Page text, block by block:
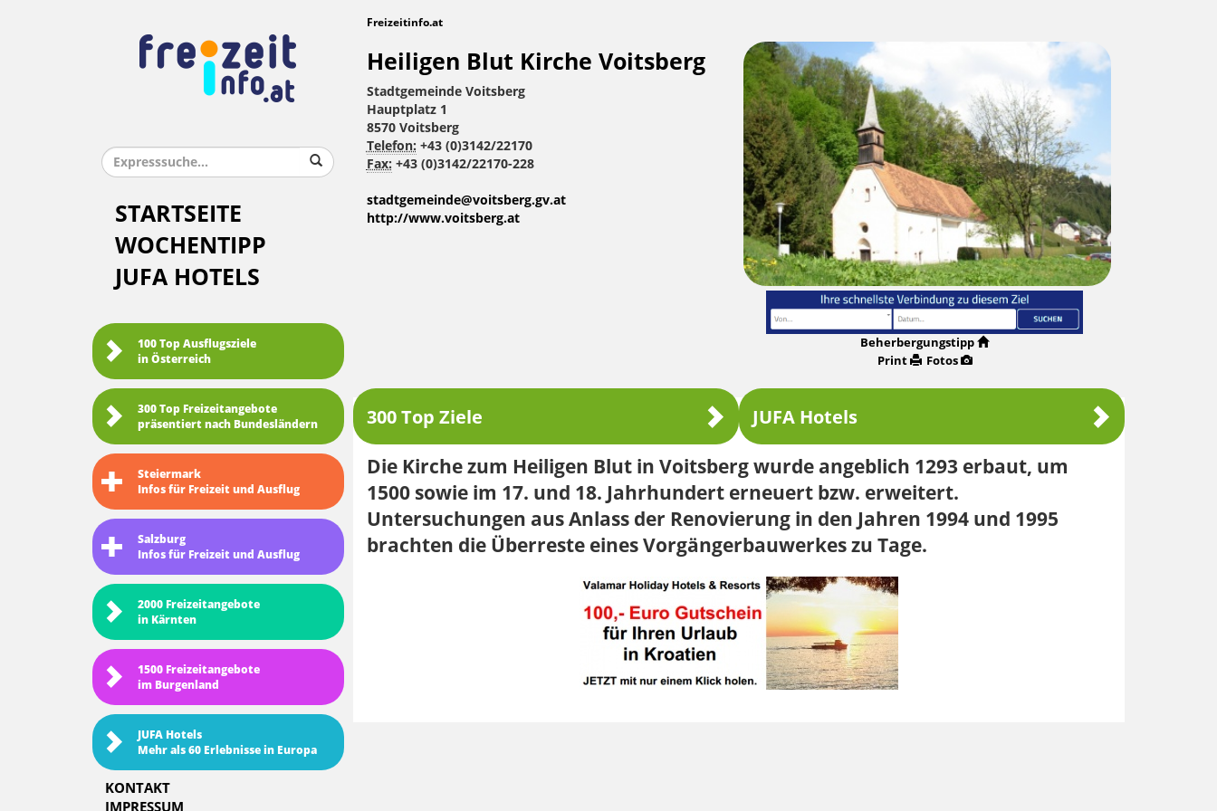
STARTSEITE
WOCHENTIPP
JUFA HOTELS
100 Top Ausflugsziele
in Österreich
300 Top Freizeitangebote
präsentiert nach Bundesländern
Steiermark
Infos für Freizeit und Ausflug
Salzburg
Infos für Freizeit und Ausflug
2000 Freizeitangebote
in Kärnten
1500 Freizeitangebote
im Burgenland
JUFA Hotels
Mehr als 60 Erlebnisse in Europa
KONTAKT
IMPRESSUM
Freizeitinfo.at
Heiligen Blut Kirche Voitsberg
Stadtgemeinde Voitsberg
Hauptplatz 1
8570 Voitsberg
Telefon: +43 (0)3142/22170
Fax: +43 (0)3142/22170-228
stadtgemeinde@voitsberg.gv.at
http://www.voitsberg.at
Beherbergungstipp
Print
Fotos
300 Top Ziele JUFA Hotels
Die Kirche zum Heiligen Blut in Voitsberg wurde angeblich 1293 erbaut, um
1500 sowie im 17. und 18. Jahrhundert erneuert bzw. erweitert.
Untersuchungen aus Anlass der Renovierung in den Jahren 1994 und 1995
brachten die Überreste eines Vorgängerbauwerkes zu Tage.